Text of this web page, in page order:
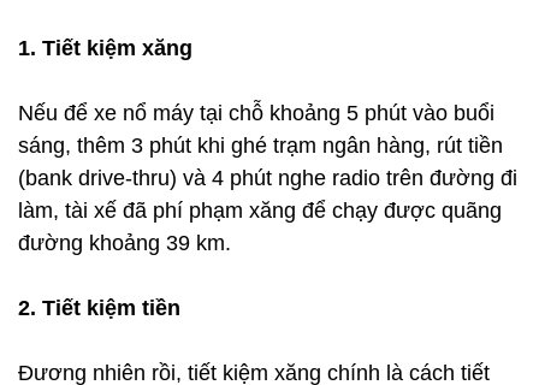
1. Tiết kiệm xăng
Nếu để xe nổ máy tại chỗ khoảng 5 phút vào buổi
sáng, thêm 3 phút khi ghé trạm ngân hàng, rút tiền
(bank drive-thru) và 4 phút nghe radio trên đường đi
làm, tài xế đã phí phạm xăng để chạy được quãng
đường khoảng 39 km.
2. Tiết kiệm tiền
Đương nhiên rồi, tiết kiệm xăng chính là cách tiết